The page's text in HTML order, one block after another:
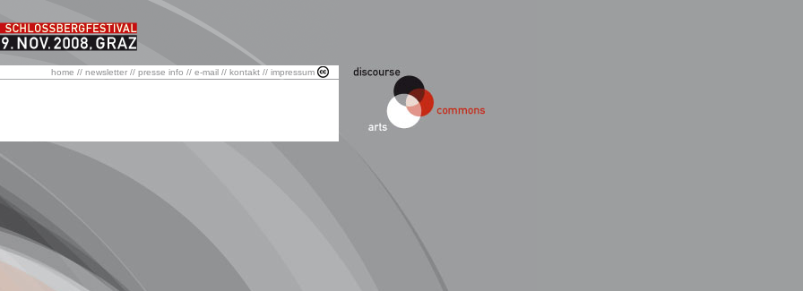
home // newsletter // presse info // e-mail // kontakt // impressum